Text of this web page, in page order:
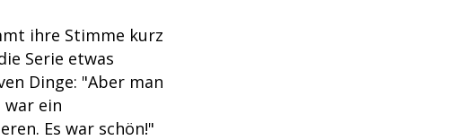
ihre Stimme kurz
Serie etwas
Dinge: "Aber man
war ein
Es war schön!"